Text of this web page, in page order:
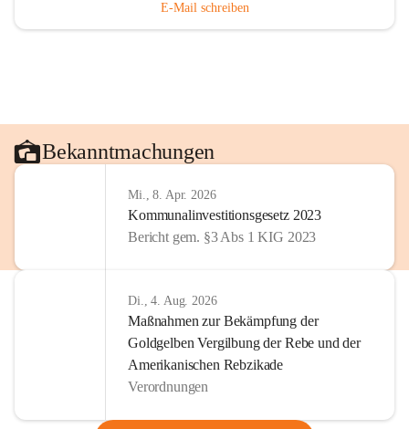
E-Mail schreiben
Bekanntmachungen
Mi., 8. Apr. 2026
Kommunalinvestitionsgesetz 2023
Bericht gem. §3 Abs 1 KIG 2023
Di., 4. Aug. 2026
Maßnahmen zur Bekämpfung der
Goldgelben Vergilbung der Rebe und der
Amerikanischen Rebzikade
Verordnungen